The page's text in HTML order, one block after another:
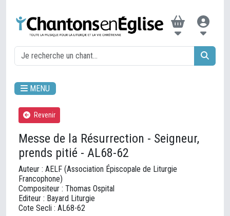
MENU
Revenir
Messe de la Résurrection - Seigneur,
prends pitié - AL68-62
Auteur : AELF (Association Épiscopale de Liturgie
Francophone)
Compositeur : Thomas Ospital
Editeur : Bayard Liturgie
Cote Secli : AL68-62